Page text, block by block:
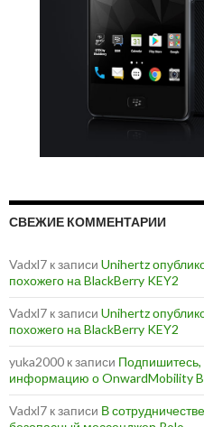
СВЕЖИЕ КОММЕНТАРИИ
Vadxl7 к записи Unihertz
похожего на BlackBerry KEY2
Vadxl7 к записи Unihertz
похожего на BlackBerry KEY2
yuka2000 к записи
информацию о OnwardMobility
Vadxl7 к записи В